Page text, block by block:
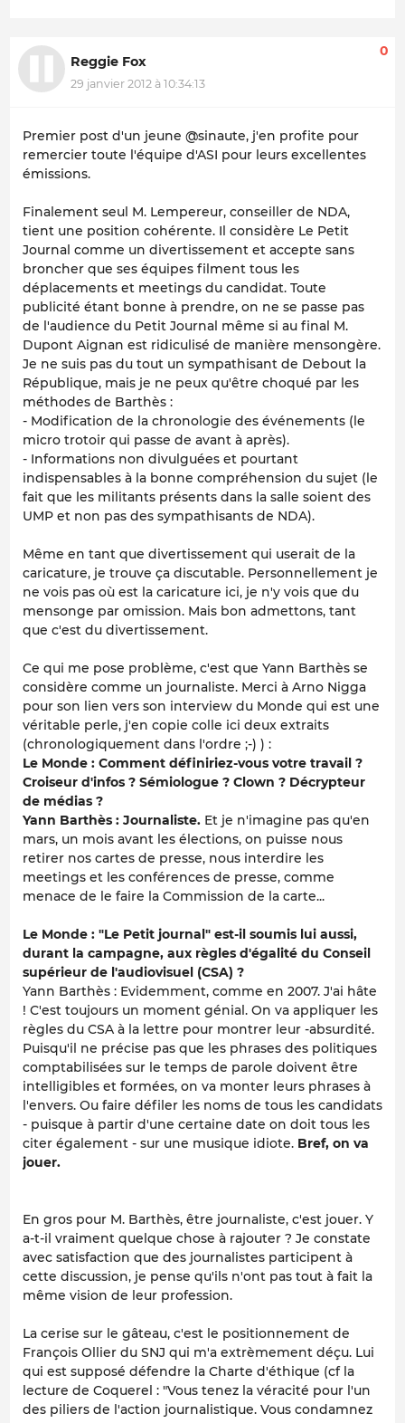
Reggie Fox
29 janvier 2012 à 10:34:13
0
Premier post d'un jeune @sinaute, j'en profite pour
remercier toute l'équipe d'ASI pour leurs excellentes
émissions.
Finalement seul M. Lempereur, conseiller de NDA,
tient une position cohérente. Il considère Le Petit
Journal comme un divertissement et accepte sans
broncher que ses équipes filment tous les
déplacements et meetings du candidat. Toute
publicité étant bonne à prendre, on ne se passe pas
de l'audience du Petit Journal même si au final M.
Dupont Aignan est ridiculisé de manière mensongère.
Je ne suis pas du tout un sympathisant de Debout la
République, mais je ne peux qu'être choqué par les
méthodes de Barthès :
- Modification de la chronologie des événements (le
micro trotoir qui passe de avant à après).
- Informations non divulguées et pourtant
indispensables à la bonne compréhension du sujet (le
fait que les militants présents dans la salle soient des
UMP et non pas des sympathisants de NDA).
Même en tant que divertissement qui userait de la
caricature, je trouve ça discutable. Personnellement je
ne vois pas où est la caricature ici, je n'y vois que du
mensonge par omission. Mais bon admettons, tant
que c'est du divertissement.
Ce qui me pose problème, c'est que Yann Barthès se
considère comme un journaliste. Merci à Arno Nigga
pour son lien vers son interview du Monde qui est une
véritable perle, j'en copie colle ici deux extraits
(chronologiquement dans l'ordre ;-) ) :
Le Monde : Comment définiriez-vous votre travail ?
Croiseur d'infos ? Sémiologue ? Clown ? Décrypteur
de médias ?
Yann Barthès : Journaliste. Et je n'imagine pas qu'en
mars, un mois avant les élections, on puisse nous
retirer nos cartes de presse, nous interdire les
meetings et les conférences de presse, comme
menace de le faire la Commission de la carte...
Le Monde : "Le Petit journal" est-il soumis lui aussi,
durant la campagne, aux règles d'égalité du Conseil
supérieur de l'audiovisuel (CSA) ?
Yann Barthès : Evidemment, comme en 2007. J'ai hâte
! C'est toujours un moment génial. On va appliquer les
règles du CSA à la lettre pour montrer leur -absurdité.
Puisqu'il ne précise pas que les phrases des politiques
comptabilisées sur le temps de parole doivent être
intelligibles et formées, on va monter leurs phrases à
l'envers. Ou faire défiler les noms de tous les candidats
- puisque à partir d'une certaine date on doit tous les
citer également - sur une musique idiote. Bref, on va
jouer.
En gros pour M. Barthès, être journaliste, c'est jouer. Y
a-t-il vraiment quelque chose à rajouter ? Je constate
avec satisfaction que des journalistes participent à
cette discussion, je pense qu'ils n'ont pas tout à fait la
même vision de leur profession.
La cerise sur le gâteau, c'est le positionnement de
François Ollier du SNJ qui m'a extrèmement déçu. Lui
qui est supposé défendre la Charte d'éthique (cf la
lecture de Coquerel : "Vous tenez la véracité pour l'un
des piliers de l'action journalistique. Vous condamnez